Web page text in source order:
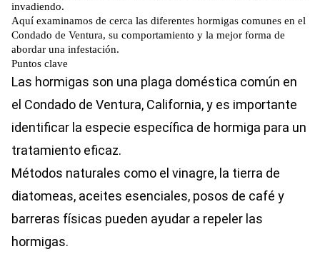
invadiendo.
Aquí examinamos de cerca las diferentes hormigas comunes en el
Condado de Ventura, su comportamiento y la mejor forma de
abordar una infestación.
Puntos clave
Las hormigas son una plaga doméstica común en
el Condado de Ventura, California, y es importante
identificar la especie específica de hormiga para un
tratamiento eficaz.
Métodos naturales como el vinagre, la tierra de
diatomeas, aceites esenciales, posos de café y
barreras físicas pueden ayudar a repeler las
hormigas.